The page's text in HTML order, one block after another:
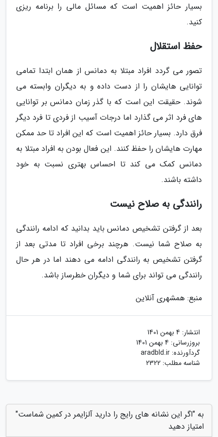
بسیار حائز اهمیت است که مسائل مالی را برنامه ریزی
کنید.
حفظ استقلال
تصور می گردد افراد مبتلا به دمانس از همان ابتدا تمامی
توانایی هایشان را از دست داده و به دیگران وابسته می
شوند. حقیقت این است که با گذر زمان دمانس بر توانایی
های فرد اثر می گذارد اما درجات آسیب از فردی تا فرد دیگر
فرق دارد. بسیار حائز اهمیت است که این افراد تا حد ممکن
مهارت هایشان را حفظ کنند. این فعال بودن به افراد مبتلا به
دمانس کمک می کند تا احساس بهتری نسبت به خود
داشته باشند.
رانندگی به صلاح نیست
بعد از گرفتن تشخیص دمانس باید بدانید که ادامه رانندگی
به صلاح شما نیست. هرچند برخی افراد تا مدتی بعد از
گرفتن تشخیص به رانندگی ادامه می دهند اما در هر حال
رانندگی می تواند برای شما و دیگران خطرساز باشد.
منبع: همشهری آنلاین
انتشار: 4 بهمن 1401
بروزرسانی: 4 بهمن 1401
گردآورنده: aradbld.ir
شناسه مطلب: 2322
به "اگر این نشانه های رایج را دارید آلزایمر در کمین شماست"
امتیاز دهید